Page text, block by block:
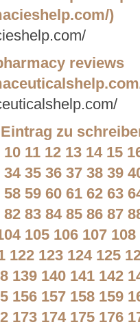
)
reviews
zu
10 11 12 13 14 15
34 35 36 37 38 39
58 59 60 61 62 63
82 83 84 85 86 87
105 106 107 108
122 123 124 125
139 140 141 142
156 157 158 159
173 174 175 176